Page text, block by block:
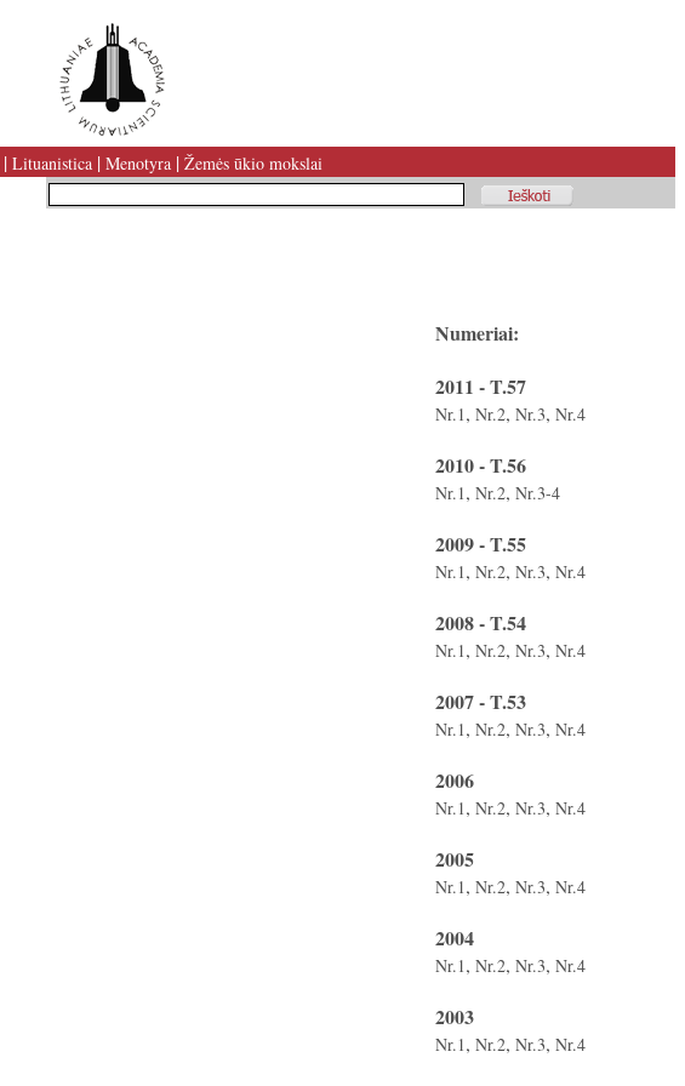
| Lituanistica | Menotyra | Žemės ūkio mokslai
Numeriai:
2011 - T.57
Nr.1, Nr.2, Nr.3, Nr.4
2010 - T.56
Nr.1, Nr.2, Nr.3-4
2009 - T.55
Nr.1, Nr.2, Nr.3, Nr.4
2008 - T.54
Nr.1, Nr.2, Nr.3, Nr.4
2007 - T.53
Nr.1, Nr.2, Nr.3, Nr.4
2006
Nr.1, Nr.2, Nr.3, Nr.4
2005
Nr.1, Nr.2, Nr.3, Nr.4
2004
Nr.1, Nr.2, Nr.3, Nr.4
2003
Nr.1, Nr.2, Nr.3, Nr.4